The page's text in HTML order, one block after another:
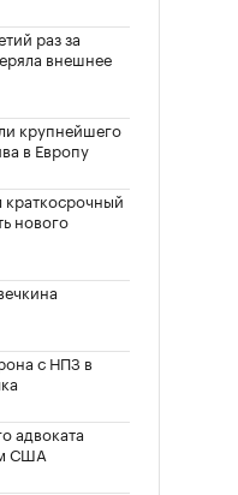
раз за
внешнее
крупнейшего
в Европу
нового
с НПЗ в
адвоката
США